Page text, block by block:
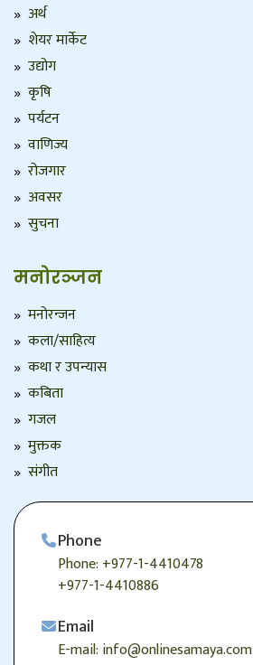
अर्थ
शेयर मार्केट
उद्योग
कृषि
पर्यटन
वाणिज्य
रोजगार
अवसर
सुचना
मनोरञ्जन
मनोरन्जन
कला/साहित्य
कथा र उपन्यास
कबिता
गजल
मुक्तक
संगीत
Phone
Phone: +977-1-4410478
+977-1-4410886
Email
E-mail: info@onlinesamaya.com